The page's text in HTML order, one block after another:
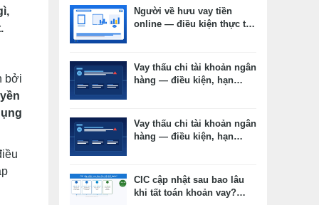
bởi
Người về hưu vay tiền
online — điều kiện thực tế,
Vay thấu chi tài khoản ngân
hàng — điều kiện, hạn
Vay thấu chi tài khoản ngân
hàng — điều kiện, hạn
CIC cập nhật sau bao lâu
khi tất toán khoản vay?